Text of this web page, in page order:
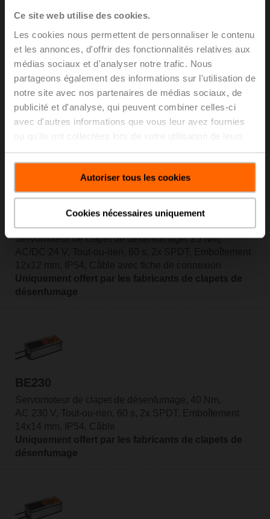
Ce site web utilise des cookies.
Les cookies nous permettent de personnaliser le contenu
et les annonces, d'offrir des fonctionnalités relatives aux
médias sociaux et d'analyser notre trafic. Nous
partageons également des informations sur l'utilisation de
notre site avec nos partenaires de médias sociaux, de
publicité et d'analyse, qui peuvent combiner celles-ci
avec d'autres informations que vous leur avez fournies
Autoriser tous les cookies
Cookies nécessaires uniquement
BEE24-SR
Servomoteur de clapet de désenfumage, 25 Nm,
AC/DC 24 V, 2...10 V, 60 s, 2x SPDT, Emboîtement
12x12 mm, IP54, Câble
Uniquement offert par les fabricants de clapets de
Servomoteur de clapet de désenfumage, 25 Nm,
Uniquement offert par les fabricants de clapets de
désenfumage
BE230
Servomoteur de clapet de désenfumage, 40 Nm,
AC 230 V, Tout-ou-rien, 60 s, 2x SPDT, Emboîtement
14x14 mm, IP54, Câble
Uniquement offert par les fabricants de clapets de
désenfumage